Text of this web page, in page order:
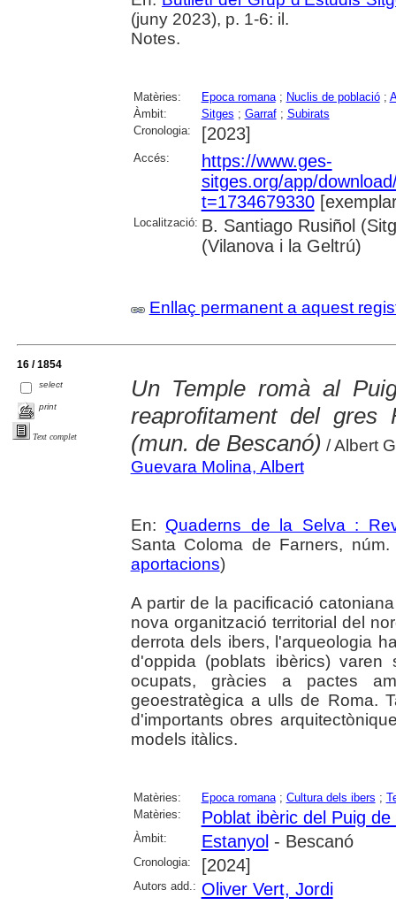
(juny 2023), p. 1-6: il.
Notes.
Matèries: Epoca romana; Nuclis de població;
Àmbit:
Sitges ; Garraf; Subirats
Cronologia:
[2023]
Accés:
https://www.ges-
sitges.org/app/
t=1734679330
Localització: B. Santiago Rusiñol
(Vilanova i la Geltrú)
Enllaç permanent a aquest
16 / 1854
select
print
Text complet
Un Temple romà al
reaprofitament del gres
(mun. de Bescanó) / Albert
Guevara Molina, Albert
En: Quaderns de la Selva :
Santa Coloma de Farners,
aportacions)
A partir de la pacificació
nova organització territorial del
derrota dels ibers, l'arqueologia
d'oppida (poblats ibèrics) varen
ocupats, gràcies a pactes
geoestratègica a ulls de Roma.
d'importants obres
models itàlics.
Matèries: Epoca romana; Cultura dels ibers ;
Matèries:
Poblat ibèric del Puig
Àmbit: Estanyol - Bescanó
Cronologia: [2024]
Autors add.: Oliver Vert, Jordi